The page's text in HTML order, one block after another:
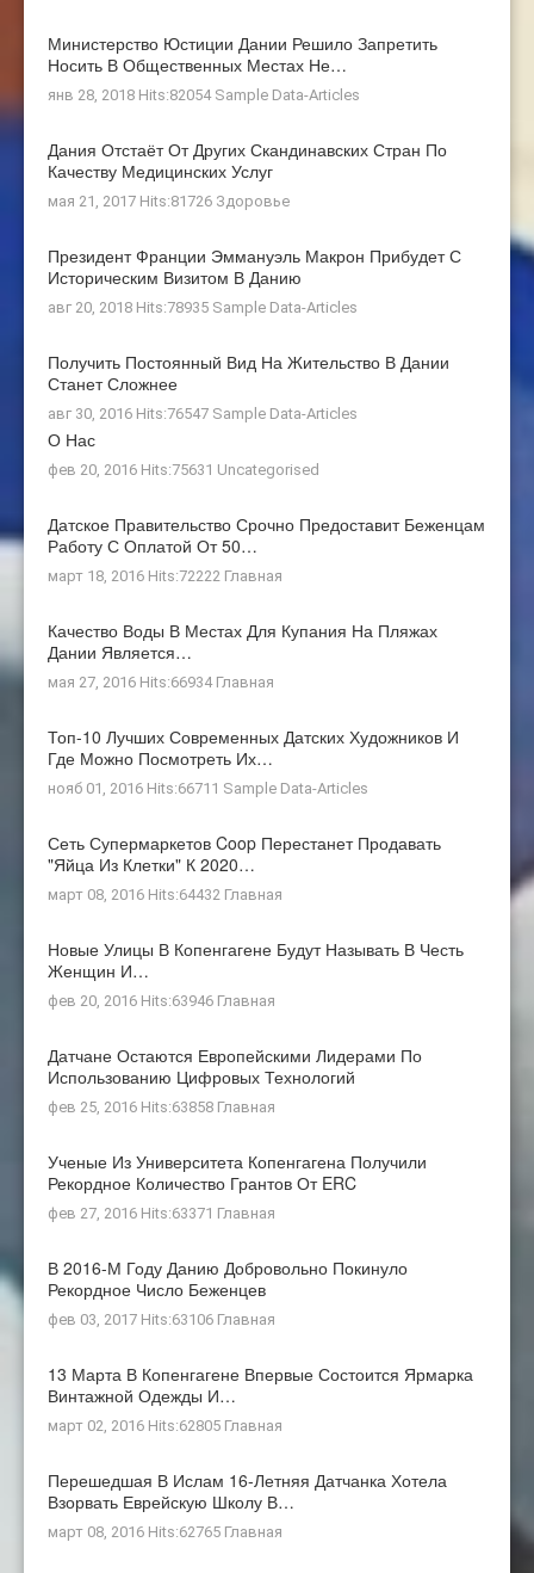
Министерство Юстиции Дании Решило Запретить
Носить В Общественных Местах Не…
янв 28, 2018 Hits:82054 Sample Data-Articles
Дания Отстаёт От Других Скандинавских Стран По
Качеству Медицинских Услуг
мая 21, 2017 Hits:81726 Здоровье
Президент Франции Эммануэль Макрон Прибудет С
Историческим Визитом В Данию
авг 20, 2018 Hits:78935 Sample Data-Articles
Получить Постоянный Вид На Жительство В Дании
Станет Сложнее
авг 30, 2016 Hits:76547 Sample Data-Articles
О Нас
фев 20, 2016 Hits:75631 Uncategorised
Датское Правительство Срочно Предоставит Беженцам
Работу С Оплатой От 50…
март 18, 2016 Hits:72222 Главная
Качество Воды В Местах Для Купания На Пляжах
Дании Является…
мая 27, 2016 Hits:66934 Главная
Топ-10 Лучших Современных Датских Художников И
Где Можно Посмотреть Их…
нояб 01, 2016 Hits:66711 Sample Data-Articles
Сеть Супермаркетов Coop Перестанет Продавать
"яйца Из Клетки" К 2020…
март 08, 2016 Hits:64432 Главная
Новые Улицы В Копенгагене Будут Называть В Честь
Женщин И…
фев 20, 2016 Hits:63946 Главная
Датчане Остаются Европейскими Лидерами По
Использованию Цифровых Технологий
фев 25, 2016 Hits:63858 Главная
Ученые Из Университета Копенгагена Получили
Рекордное Количество Грантов От ERC
фев 27, 2016 Hits:63371 Главная
В 2016-М Году Данию Добровольно Покинуло
Рекордное Число Беженцев
фев 03, 2017 Hits:63106 Главная
13 Марта В Копенгагене Впервые Состоится Ярмарка
Винтажной Одежды И…
март 02, 2016 Hits:62805 Главная
Перешедшая В Ислам 16-Летняя Датчанка Хотела
Взорвать Еврейскую Школу В…
март 08, 2016 Hits:62765 Главная